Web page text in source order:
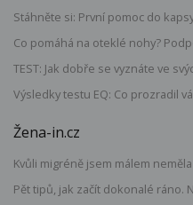
Stáhněte si: První pomoc do
Co pomáhá na oteklé nohy?
TEST: Jak dobře se vyznáte ve
Výsledky testu EQ: Co prozradil
Žena-in.cz
Kvůli migréně jsem málem
Pět tipů, jak začít dokonalé ráno.